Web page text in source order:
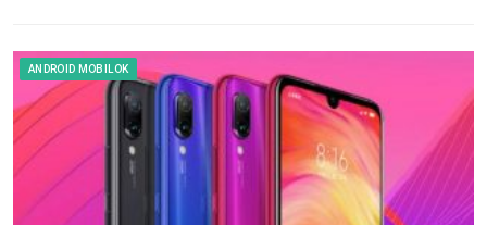
ANDROID MOBILOK